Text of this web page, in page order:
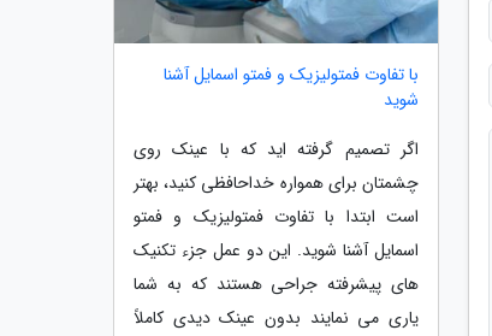
با تفاوت فمتولیزیک و فمتو اسمایل آشنا
شوید
اگر تصمیم گرفته اید که با عینک روی
چشمتان برای همواره خداحافظی کنید، بهتر
است ابتدا با تفاوت فمتولیزیک و فمتو
اسمایل آشنا شوید. این دو عمل جزء تکنیک
های پیشرفته جراحی هستند که به شما
یاری می نمایند بدون عینک دیدی کاملاً